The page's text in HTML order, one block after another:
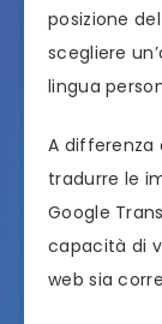
posizione
scegliere
lingua
A differenza
tradurre le
Google
capacità di
web sia